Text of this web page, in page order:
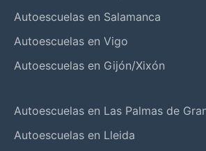
Autoescuelas en Salamanca
Autoescuelas en Vigo
Autoescuelas en Gijón/Xixón
Autoescuelas en Las Palmas de
Autoescuelas en Lleida